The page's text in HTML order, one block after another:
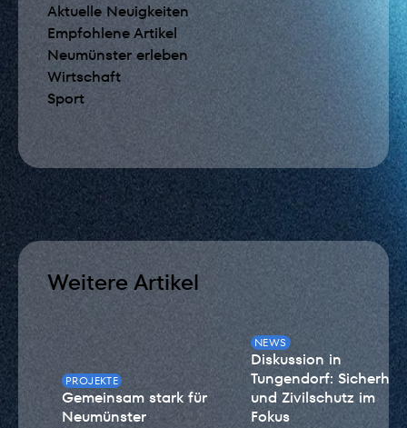
Aktuelle Neuigkeiten
Empfohlene Artikel
Neumünster erleben
Wirtschaft
Sport
Weitere Artikel
PROJEKTE
Gemeinsam stark für
Neumünster
NEWS
Diskussion in
Tungendorf: Sicherheit
und Zivilschutz im
Fokus